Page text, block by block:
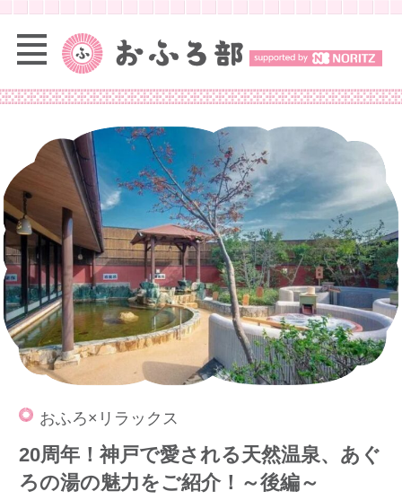
おふろ×リラックス
20周年！神戸で愛される天然温泉、あぐ
ろの湯の魅力をご紹介！～後編～